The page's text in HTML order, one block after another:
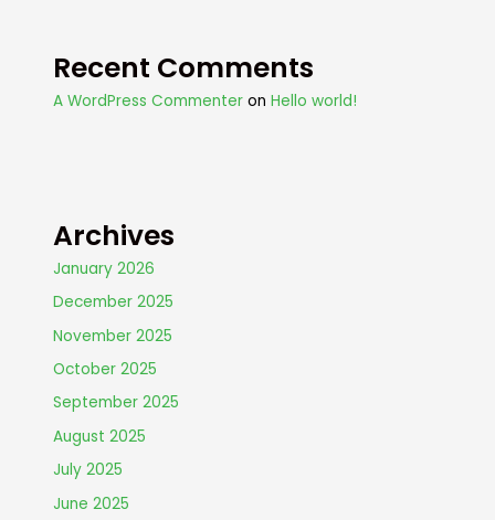
Recent Comments
A WordPress Commenter onHello world!
Archives
January 2026
December 2025
November 2025
October 2025
September 2025
August 2025
July 2025
June 2025